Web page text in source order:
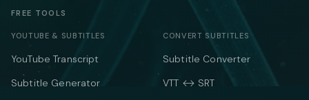
FREE TOOLS
YOUTUBE & SUBTITLES
YouTube Transcript
Subtitle Generator
CONVERT SUBTITLES
Subtitle Converter
VTT ↔ SRT